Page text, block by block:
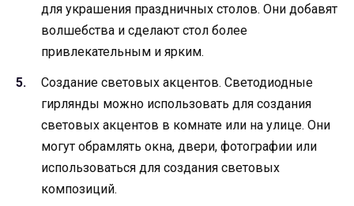
для украшения праздничных столов. Они добавят
волшебства и сделают стол более
привлекательным и ярким.
Создание световых акцентов. Светодиодные
гирлянды можно использовать для создания
световых акцентов в комнате или на улице. Они
могут обрамлять окна, двери, фотографии или
использоваться для создания световых
композиций.